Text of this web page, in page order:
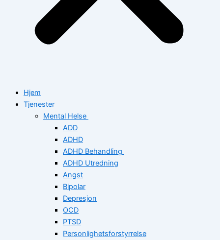
Hjem
Tjenester
Mental Helse
ADD
ADHD
ADHD Behandling
ADHD Utredning
Angst
Bipolar
Depresjon
OCD
PTSD
Personlighetsforstyrrelse